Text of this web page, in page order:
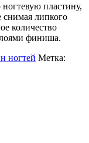
пластину,
липкого
количество
финиша.
ногтей Метка: